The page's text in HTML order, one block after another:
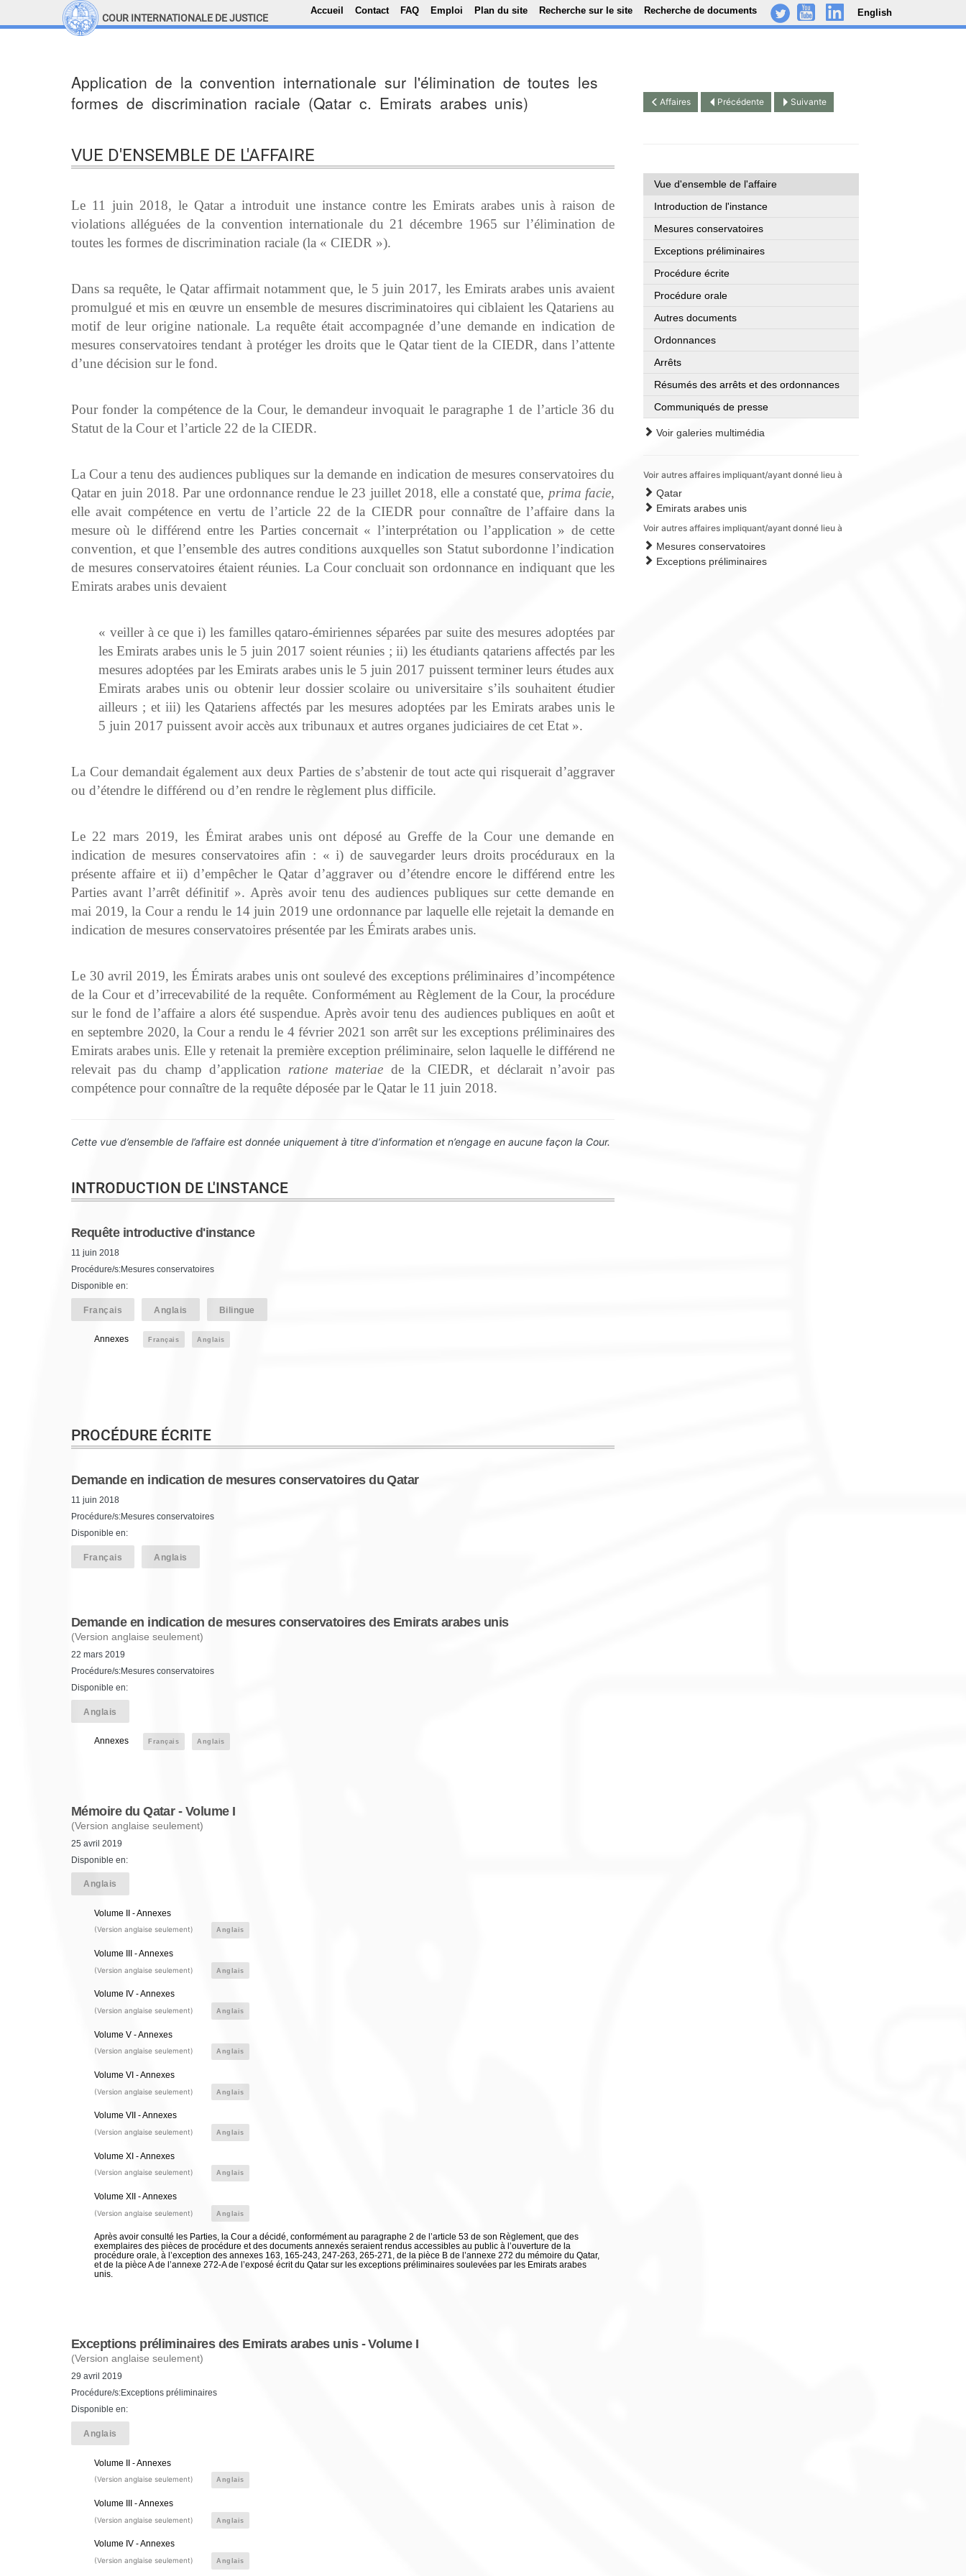
Aller au contenu principal
Top Menu
Accueil Contact FAQ Emploi Plan du site Recherche sur le site Recherche de documents
. - .. English
COUR INTERNATIONALE DE JUSTICE
Application de la convention internationale sur l'élimination de toutes les
formes de discrimination raciale (Qatar c. Emirats arabes unis)
VUE D'ENSEMBLE DE L'AFFAIRE
Le 11 juin 2018, le Qatar a introduit une instance contre les Emirats arabes unis à raison de
violations alléguées de la convention internationale du 21 décembre 1965 sur l’élimination de
toutes les formes de discrimination raciale (la « CIEDR »).
Dans sa requête, le Qatar affirmait notamment que, le 5 juin 2017, les Emirats arabes unis avaient
promulgué et mis en œuvre un ensemble de mesures discriminatoires qui ciblaient les Qatariens au
motif de leur origine nationale. La requête était accompagnée d’une demande en indication de
mesures conservatoires tendant à protéger les droits que le Qatar tient de la CIEDR, dans l’attente
d’une décision sur le fond.
Pour fonder la compétence de la Cour, le demandeur invoquait le paragraphe 1 de l’article 36 du
Statut de la Cour et l’article 22 de la CIEDR.
La Cour a tenu des audiences publiques sur la demande en indication de mesures conservatoires du
Qatar en juin 2018. Par une ordonnance rendue le 23 juillet 2018, elle a constaté que, prima facie,
elle avait compétence en vertu de l’article 22 de la CIEDR pour connaître de l’affaire dans la
mesure où le différend entre les Parties concernait « l’interprétation ou l’application » de cette
convention, et que l’ensemble des autres conditions auxquelles son Statut subordonne l’indication
de mesures conservatoires étaient réunies. La Cour concluait son ordonnance en indiquant que les
Emirats arabes unis devaient
« veiller à ce que i) les familles qataro‑émiriennes séparées par suite des mesures adoptées par
les Emirats arabes unis le 5 juin 2017 soient réunies ; ii) les étudiants qatariens affectés par les
mesures adoptées par les Emirats arabes unis le 5 juin 2017 puissent terminer leurs études aux
Emirats arabes unis ou obtenir leur dossier scolaire ou universitaire s’ils souhaitent étudier
ailleurs ; et iii) les Qatariens affectés par les mesures adoptées par les Emirats arabes unis le
5 juin 2017 puissent avoir accès aux tribunaux et autres organes judiciaires de cet Etat ».
La Cour demandait également aux deux Parties de s’abstenir de tout acte qui risquerait d’aggraver
ou d’étendre le différend ou d’en rendre le règlement plus difficile.
Le 22 mars 2019, les Émirat arabes unis ont déposé au Greffe de la Cour une demande en
indication de mesures conservatoires afin : « i) de sauvegarder leurs droits procéduraux en la
présente affaire et ii) d’empêcher le Qatar d’aggraver ou d’étendre encore le différend entre les
Parties avant l’arrêt définitif ». Après avoir tenu des audiences publiques sur cette demande en
mai 2019, la Cour a rendu le 14 juin 2019 une ordonnance par laquelle elle rejetait la demande en
indication de mesures conservatoires présentée par les Émirats arabes unis.
Le 30 avril 2019, les Émirats arabes unis ont soulevé des exceptions préliminaires d’incompétence
de la Cour et d’irrecevabilité de la requête. Conformément au Règlement de la Cour, la procédure
sur le fond de l’affaire a alors été suspendue. Après avoir tenu des audiences publiques en août et
en septembre 2020, la Cour a rendu le 4 février 2021 son arrêt sur les exceptions préliminaires des
Emirats arabes unis. Elle y retenait la première exception préliminaire, selon laquelle le différend ne
relevait pas du champ d’application ratione materiae de la CIEDR, et déclarait n’avoir pas
compétence pour connaître de la requête déposée par le Qatar le 11 juin 2018.
Cette vue d’ensemble de l’affaire est donnée uniquement à titre d’information et n’engage en aucune façon la Cour.
INTRODUCTION DE L'INSTANCE
Requête introductive d'instance
11 juin 2018
Procédure/s:Mesures conservatoires
Disponible en:
Français Anglais Bilingue
Annexes Français Anglais
PROCÉDURE ÉCRITE
Demande en indication de mesures conservatoires du Qatar
11 juin 2018
Procédure/s:Mesures conservatoires
Disponible en:
Français Anglais
Demande en indication de mesures conservatoires des Emirats arabes unis
(Version anglaise seulement)
22 mars 2019
Procédure/s:Mesures conservatoires
Disponible en:
Anglais
Annexes Français Anglais
Mémoire du Qatar - Volume I
(Version anglaise seulement)
25 avril 2019
Disponible en:
Anglais
Volume II - Annexes
(Version anglaise seulement) Anglais
Volume III - Annexes
(Version anglaise seulement) Anglais
Volume IV - Annexes
(Version anglaise seulement) Anglais
Volume V - Annexes
(Version anglaise seulement) Anglais
Volume VI - Annexes
(Version anglaise seulement) Anglais
Volume VII - Annexes
(Version anglaise seulement) Anglais
Volume XI - Annexes
(Version anglaise seulement) Anglais
Volume XII - Annexes
(Version anglaise seulement) Anglais
Après avoir consulté les Parties, la Cour a décidé, conformément au paragraphe 2 de l’article 53 de son Règlement, que des
exemplaires des pièces de procédure et des documents annexés seraient rendus accessibles au public à l’ouverture de la
procédure orale, à l’exception des annexes 163, 165-243, 247-263, 265-271, de la pièce B de l’annexe 272 du mémoire du Qatar,
et de la pièce A de l’annexe 272-A de l’exposé écrit du Qatar sur les exceptions préliminaires soulevées par les Emirats arabes
unis.
Exceptions préliminaires des Emirats arabes unis - Volume I
(Version anglaise seulement)
29 avril 2019
Procédure/s:Exceptions préliminaires
Disponible en:
Anglais
Volume II - Annexes
(Version anglaise seulement) Anglais
Volume III - Annexes
(Version anglaise seulement) Anglais
Volume IV - Annexes
(Version anglaise seulement) Anglais
Affaires Précédente Suivante
Vue d'ensemble de l'affaire
Introduction de l'instance
Mesures conservatoires
Exceptions préliminaires
Procédure écrite
Procédure orale
Autres documents
Ordonnances
Arrêts
Résumés des arrêts et des ordonnances
Communiqués de presse
Voir galeries multimédia
Voir autres affaires impliquant/ayant donné lieu à
Qatar
Emirats arabes unis
Voir autres affaires impliquant/ayant donné lieu à
Mesures conservatoires
Exceptions préliminaires
Top Menu